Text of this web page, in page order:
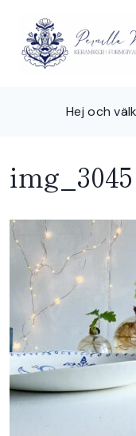
content
Hej och
img_3045